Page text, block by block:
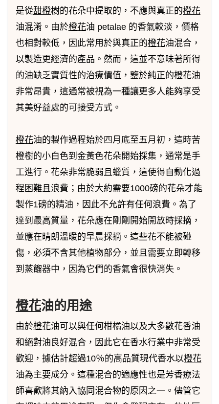
是從甜橙樹的花朵中提取的，不應與真正的橙花
油混淆。由於橙花油 petalae 的香氣較淡，價格
也相對較低，因此常用於與真正的橙花油混合，
以製造更經濟的產品。然而，這並不意味著所得
的油缺乏實質性的治療價值，鑒於純正的橙花油
非常昂貴，這通常被視為一種讓更多人能夠享受
其美好益處的可接受方式。
橙花油的製作過程始於四月底至五月初，這時苦
橙樹的小白色到金黃色花朵開始採集，通常是手
工進行。花朵非常脆弱且蠟質，這使得自動化過
程困難且浪費；由於大約需要1000磅的花朵才能
製作1磅的精油，因此不允許有任何浪費。為了
達到最高質量，花朵應在剛剛開始開放時採摘，
並應在晴朗溫暖的早晨採摘。這些花不能被碰
傷，必須不含其他植物部分，並且需要立即轉移
到蒸餾器中，因為它們的香氣會很快消失。
橙花油的用途
由於橙花油可以與任何柑橘油以及大多數花香油
和絕對油良好混合，因此它在香水行業中非常受
歡迎，據估計超過10％的高品質現代香水以橙花
油為主要成分。這種混合的適應性也是芳香療法
師喜歡將其納入協同混合物的原因之一。儘管它